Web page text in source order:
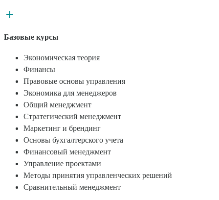
Базовые курсы
Экономическая теория
Финансы
Правовые основы управления
Экономика для менеджеров
Общий менеджмент
Стратегический менеджмент
Маркетинг и брендинг
Основы бухгалтерского учета
Финансовый менеджмент
Управление проектами
Методы принятия управленческих решений
Сравнительный менеджмент